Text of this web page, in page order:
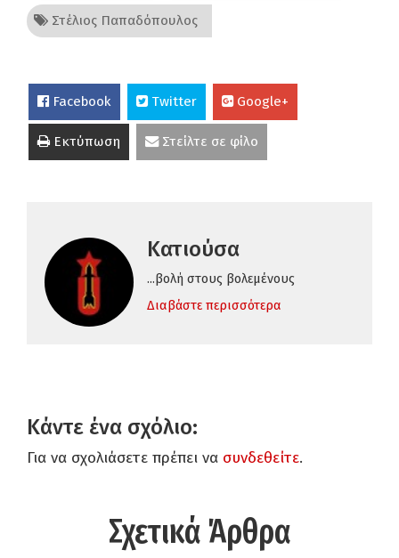
Στέλιος Παπαδόπουλος
Facebook Twitter Google+
Εκτύπωση Στείλτε σε φίλο
Κατιούσα
...βολή στους βολεμένους
Διαβάστε περισσότερα
Κάντε ένα σχόλιο:
Για να σχολιάσετε πρέπει να συνδεθείτε.
Σχετικά Άρθρα